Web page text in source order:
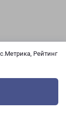
Рейтинг